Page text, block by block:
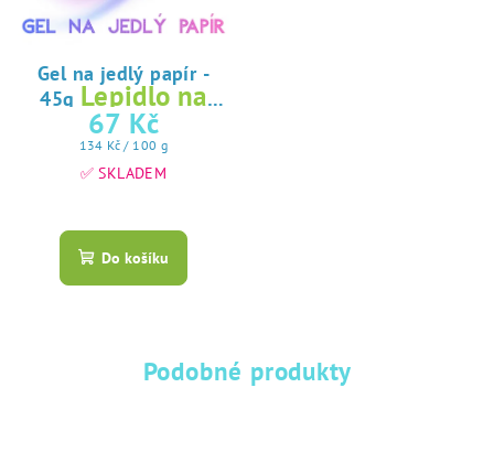
Gel na jedlý papír -
45g Lepidlo na
jedlý papír
67 Kč
Měrná
cena:
134 Kč / 100 g
✅ SKLADEM
hodnocení
produktu
hvězdiček.
Do košíku
Podobné produkty